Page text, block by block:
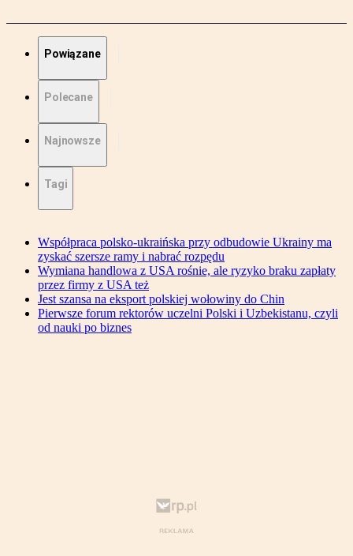
Powiązane
Polecane
Najnowsze
Tagi
Współpraca polsko-ukraińska przy odbudowie Ukrainy ma
zyskać szersze ramy i nabrać rozpędu
Wymiana handlowa z USA rośnie, ale ryzyko braku zapłaty
przez firmy z USA też
Jest szansa na eksport polskiej wołowiny do Chin
Pierwsze forum rektorów uczelni Polski i Uzbekistanu, czyli
od nauki po biznes